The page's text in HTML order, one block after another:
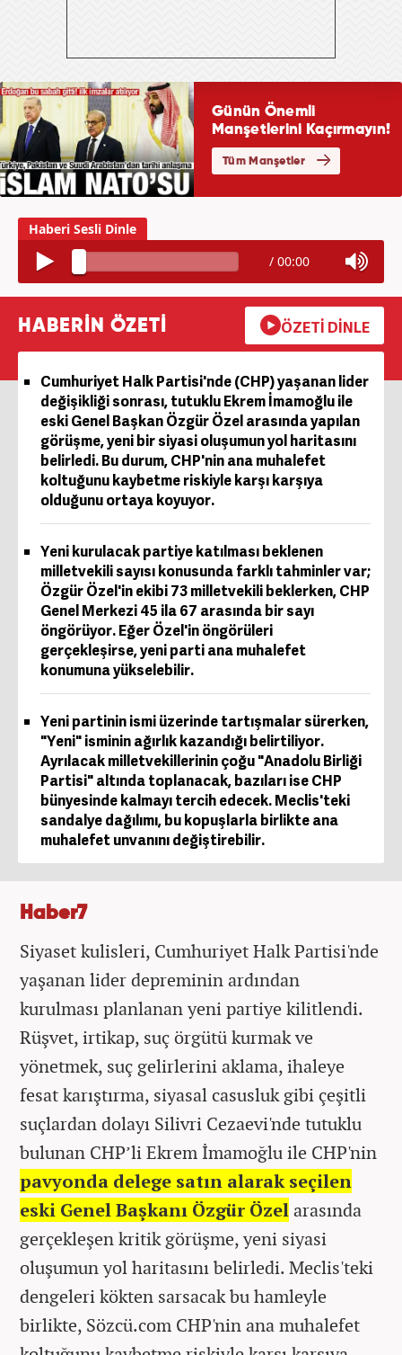
/ 00:00
HABERİN ÖZETİ ÖZETİ DİNLE
Cumhuriyet Halk Partisi'nde (CHP) yaşanan lider
değişikliği sonrası, tutuklu Ekrem İmamoğlu ile
eski Genel Başkan Özgür Özel arasında yapılan
görüşme, yeni bir siyasi oluşumun yol haritasını
belirledi. Bu durum, CHP'nin ana muhalefet
koltuğunu kaybetme riskiyle karşı karşıya
olduğunu ortaya koyuyor.
Yeni kurulacak partiye katılması beklenen
milletvekili sayısı konusunda farklı tahminler var;
Özgür Özel'in ekibi 73 milletvekili beklerken, CHP
Genel Merkezi 45 ila 67 arasında bir sayı
öngörüyor. Eğer Özel'in öngörüleri
gerçekleşirse, yeni parti ana muhalefet
konumuna yükselebilir.
Yeni partinin ismi üzerinde tartışmalar sürerken,
"Yeni" isminin ağırlık kazandığı belirtiliyor.
Ayrılacak milletvekillerinin çoğu "Anadolu Birliği
Partisi" altında toplanacak, bazıları ise CHP
bünyesinde kalmayı tercih edecek. Meclis'teki
sandalye dağılımı, bu kopuşlarla birlikte ana
muhalefet unvanını değiştirebilir.
Haber7
Siyaset kulisleri, Cumhuriyet Halk Partisi'nde
yaşanan lider depreminin ardından
kurulması planlanan yeni partiye kilitlendi.
Rüşvet, irtikap, suç örgütü kurmak ve
yönetmek, suç gelirlerini aklama, ihaleye
fesat karıştırma, siyasal casusluk gibi çeşitli
suçlardan dolayı Silivri Cezaevi'nde tutuklu
bulunan CHP’li Ekrem İmamoğlu ile CHP'nin
pavyonda delege satın alarak seçilen
eski Genel Başkanı Özgür Özelarasında
gerçekleşen kritik görüşme, yeni siyasi
oluşumun yol haritasını belirledi. Meclis'teki
dengeleri kökten sarsacak bu hamleyle
birlikte, Sözcü.com CHP'nin ana muhalefet